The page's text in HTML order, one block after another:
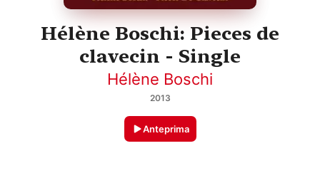
Hélène Boschi: Pieces de
clavecin - Single
Hélène Boschi
2013
Anteprima